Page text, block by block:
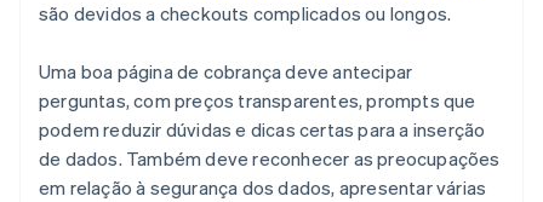
são devidos a checkouts complicados ou longos.
Uma boa página de cobrança deve antecipar
perguntas, com preços transparentes, prompts que
podem reduzir dúvidas e dicas certas para a inserção
de dados. Também deve reconhecer as preocupações
em relação à segurança dos dados, apresentar várias